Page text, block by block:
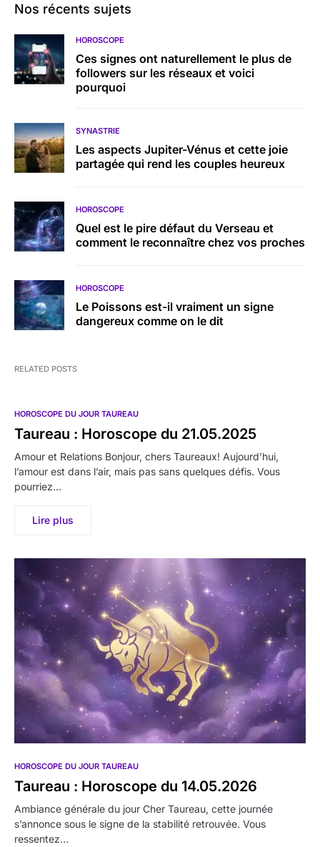
Nos récents sujets
HOROSCOPE
Ces signes ont naturellement le plus de
followers sur les réseaux et voici
pourquoi
SYNASTRIE
Les aspects Jupiter-Vénus et cette joie
partagée qui rend les couples heureux
HOROSCOPE
Quel est le pire défaut du Verseau et
comment le reconnaître chez vos proches
HOROSCOPE
Le Poissons est-il vraiment un signe
dangereux comme on le dit
RELATED POSTS
HOROSCOPE DU JOUR TAUREAU
Taureau : Horoscope du 21.05.2025
Amour et Relations Bonjour, chers Taureaux! Aujourd’hui,
l’amour est dans l’air, mais pas sans quelques défis. Vous
pourriez…
Lire plus
HOROSCOPE DU JOUR TAUREAU
Taureau : Horoscope du 14.05.2026
Ambiance générale du jour Cher Taureau, cette journée
s’annonce sous le signe de la stabilité retrouvée. Vous
ressentez…